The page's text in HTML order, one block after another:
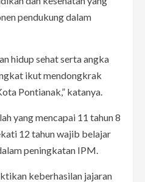
pendukung dalam
hidup sehat serta angka
ikut mendongkrak
Pontianak,” katanya.
yang mencapai 11 tahun 8
12 tahun wajib belajar
peningkatan IPM.
keberhasilan jajaran